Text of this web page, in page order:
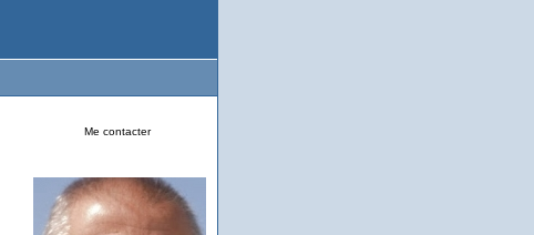
Me contacter